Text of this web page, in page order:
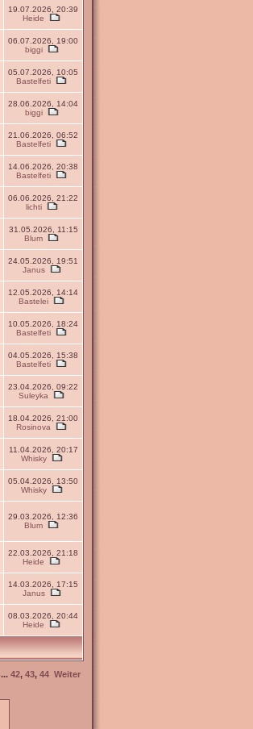
19.07.2026, 20:39
Heide
06.07.2026, 19:00
biggi
05.07.2026, 10:05
Bastelfeti
28.06.2026, 14:04
biggi
21.06.2026, 06:52
Bastelfeti
14.06.2026, 20:38
Bastelfeti
06.06.2026, 21:22
lichti
31.05.2026, 11:15
Blum
24.05.2026, 19:51
Janus
12.05.2026, 14:14
Bastelei
10.05.2026, 18:24
Bastelfeti
04.05.2026, 15:38
Bastelfeti
23.04.2026, 09:22
Suleyka
18.04.2026, 21:00
Rosinova
11.04.2026, 20:17
Whisky
05.04.2026, 13:50
Whisky
29.03.2026, 12:36
Blum
22.03.2026, 21:18
Heide
14.03.2026, 17:15
Janus
08.03.2026, 20:44
Heide
... 42, 43, 44 Weiter